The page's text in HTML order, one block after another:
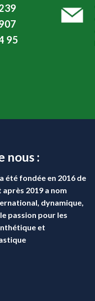
95
nous :
a été fondée en 2016 de
2019 a nom
dynamique,
passion pour les
et